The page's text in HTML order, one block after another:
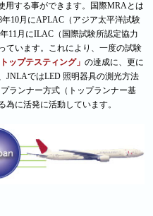
用する事ができます。国際MRAとは
10月にAPLAC（アジア太平洋試験
11月にILAC（国際試験所認定協力
ています。これにより、一度の試験
トップテスティング」 の達成に、更に
JNLAではLED 照明器具の測光方法
プランナー方式（トップランナー基
に活発に活動しています。